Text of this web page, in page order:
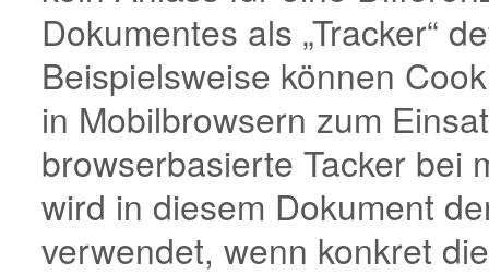
Dokumentes als „Tracker“
Beispielsweise können
in Mobilbrowsern zum
browserbasierte Tacker bei
wird in diesem Dokument
verwendet, wenn konkret